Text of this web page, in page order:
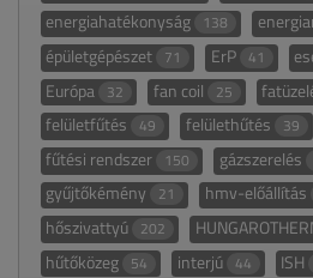
energiahatékonyság 138
épületgépészet 71 ErP 41
Európa 32 fan coil 25
felületfűtés 49 felülethűtés 39
fűtési rendszer 150 gázszerelés
gyűjtőkémény 21 hmv-előállítás
hőszivattyú 202
hűtőközeg 54 interjú 44 ISH